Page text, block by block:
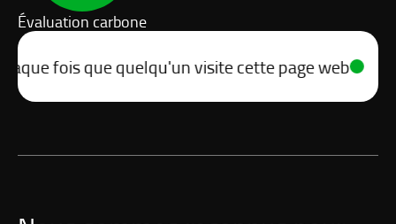
Évaluation carbone
fois que quelqu'un visite cette page web